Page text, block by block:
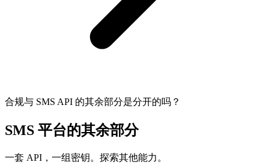
合规与 SMS API 的其余部分是分开的吗？
SMS 平台的其余部分
一套 API，一组密钥。探索其他能力。